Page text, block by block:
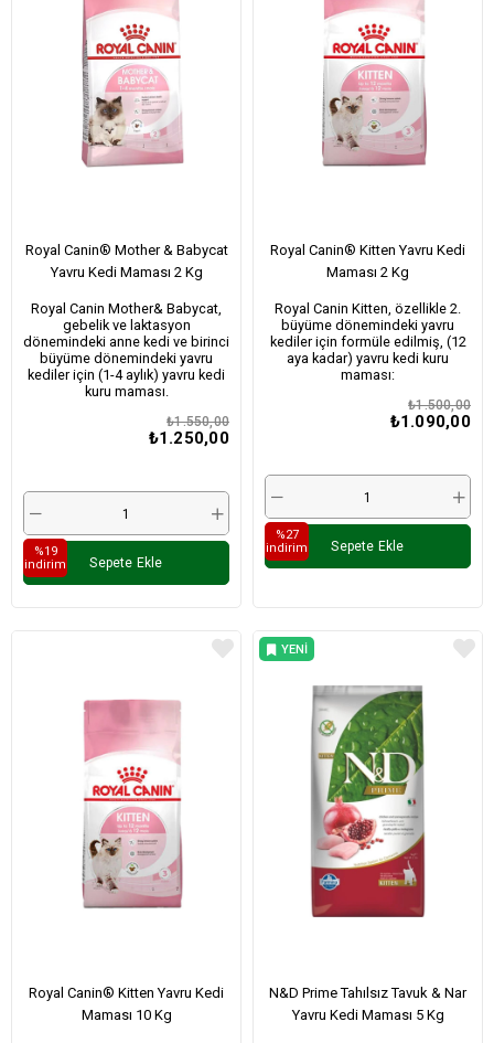
Royal Canin® Mother & Babycat
Yavru Kedi Maması 2 Kg
Royal Canin Mother& Babycat,
gebelik ve laktasyon
dönemindeki anne kedi ve birinci
büyüme dönemindeki yavru
kediler için (1-4 aylık) yavru kedi
kuru maması.
₺1.250,00
₺1.550,00
Sepete Ekle
%19
i̇ndirim
Royal Canin® Kitten Yavru Kedi
Maması 2 Kg
Royal Canin Kitten, özellikle 2.
büyüme dönemindeki yavru
kediler için formüle edilmiş, (12
aya kadar) yavru kedi kuru
maması:
₺1.090,00
₺1.500,00
Sepete Ekle
%27
i̇ndirim
Royal Canin® Kitten Yavru Kedi
Maması 10 Kg
N&D Prime Tahılsız Tavuk & Nar
Yavru Kedi Maması 5 Kg
YENI